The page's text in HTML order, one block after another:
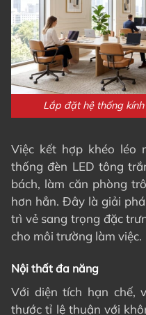
Lắp đặt hệ thống
Việc kết hợp khéo léo
thống đèn LED tông
bách, làm căn phòng
hơn hẳn. Đây là giải
trì vẻ sang trọng đặc
cho môi trường làm việc.
Nội thất đa năng
Với diện tích hạn chế,
thước tỉ lệ thuận với